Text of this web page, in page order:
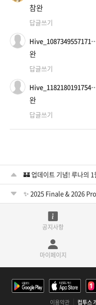
참완
답글쓰기
완
답글쓰기
완
답글쓰기
🏰 업데이트 기념! 루나의
✨ 2025 Finale & 2026
공지사항
마이페이지
이용약관 컴투스